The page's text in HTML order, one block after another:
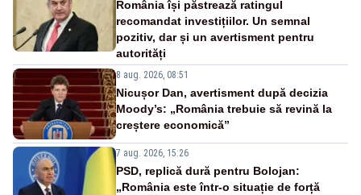
România își păstrează ratingul
recomandat investițiilor. Un semnal
pozitiv, dar și un avertisment pentru
autorități
8 aug. 2026, 08:51
Nicușor Dan, avertisment după decizia
Moody’s: „România trebuie să revină la
creștere economică”
7 aug. 2026, 15:26
PSD, replică dură pentru Bolojan:
„România este într-o situație de forță